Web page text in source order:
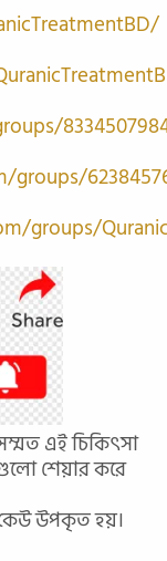
groups/
এই চিকিৎসা
শেয়ার করে
উপকৃত হয়।